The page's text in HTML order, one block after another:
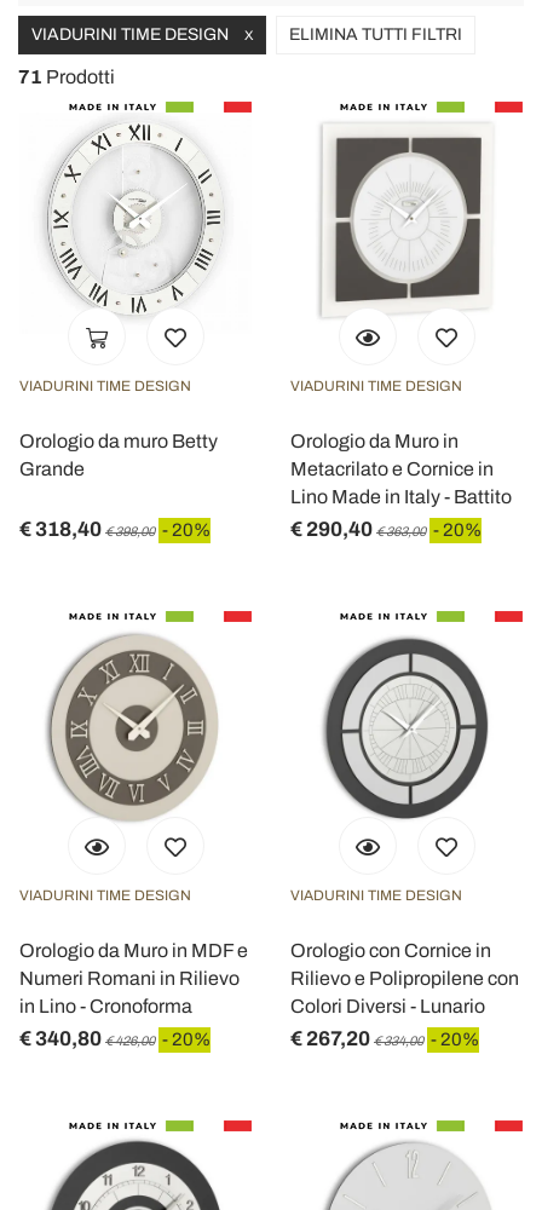
VIADURINI TIME DESIGN X ELIMINA TUTTI FILTRI
71 Prodotti
VIADURINI TIME DESIGN
Orologio da muro Betty
Grande
€ 318,40 € 398,00 - 20%
VIADURINI TIME DESIGN
Orologio da Muro in
Metacrilato e Cornice in
Lino Made in Italy - Battito
€ 290,40 € 363,00 - 20%
VIADURINI TIME DESIGN
Orologio da Muro in MDF e
Numeri Romani in Rilievo
in Lino - Cronoforma
€ 340,80 € 426,00 - 20%
VIADURINI TIME DESIGN
Orologio con Cornice in
Rilievo e Polipropilene con
Colori Diversi - Lunario
€ 267,20 € 334,00 - 20%